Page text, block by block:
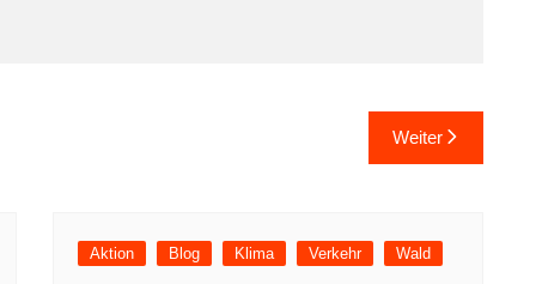
Weiter
Aktion Blog Klima Verkehr Wald